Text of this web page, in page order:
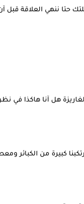
حتا ننهي العلاقة
هل آنا هاكذا في
كبيرة من الكبائر